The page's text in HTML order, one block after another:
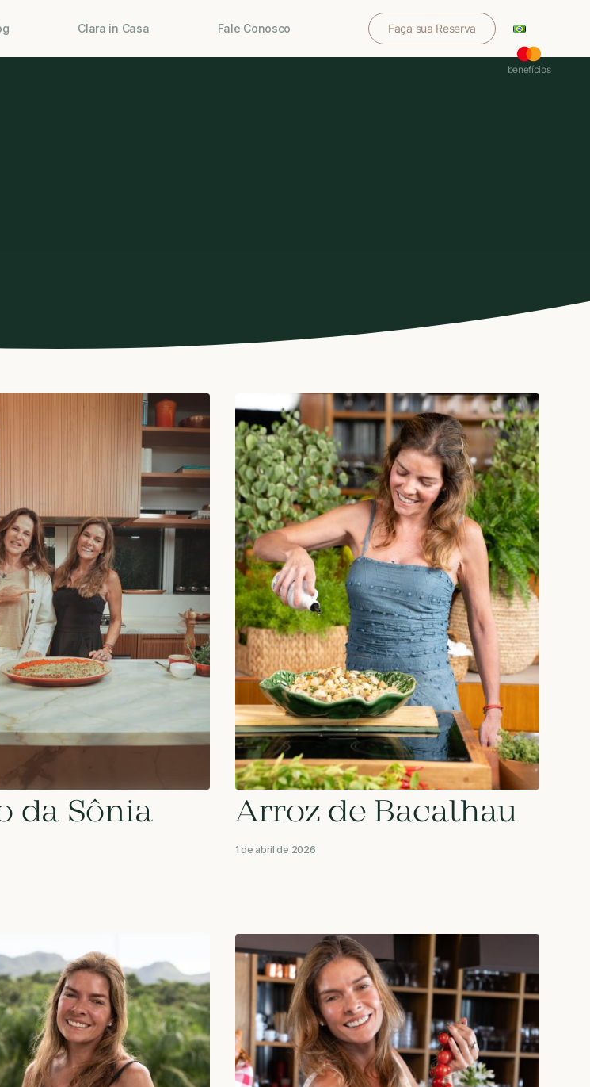
Clara in Casa Fale Conosco Faça sua Reserva
benefícios
da Sônia Arroz de Bacalhau
1 de abril de 2026